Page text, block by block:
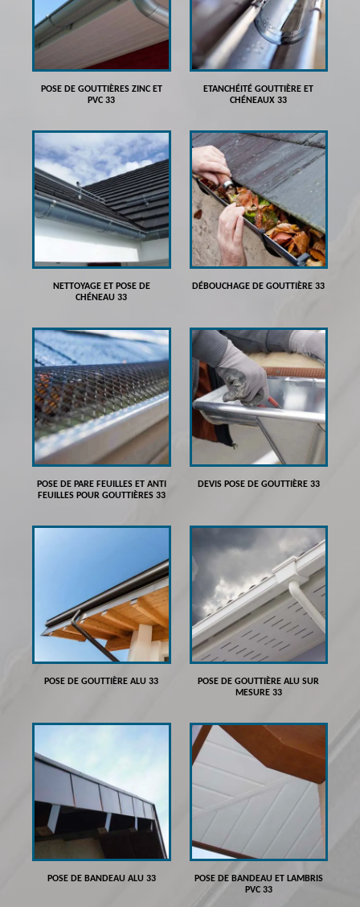
POSE DE GOUTTIÈRES ZINC ET
PVC 33
ETANCHÉITÉ GOUTTIÈRE ET
CHÉNEAUX 33
NETTOYAGE ET POSE DE
CHÉNEAU 33
DÉBOUCHAGE DE GOUTTIÈRE 33
POSE DE PARE FEUILLES ET ANTI
FEUILLES POUR GOUTTIÈRES 33
DEVIS POSE DE GOUTTIÈRE 33
POSE DE GOUTTIÈRE ALU 33
POSE DE GOUTTIÈRE ALU SUR
MESURE 33
POSE DE BANDEAU ALU 33
POSE DE BANDEAU ET LAMBRIS
PVC 33